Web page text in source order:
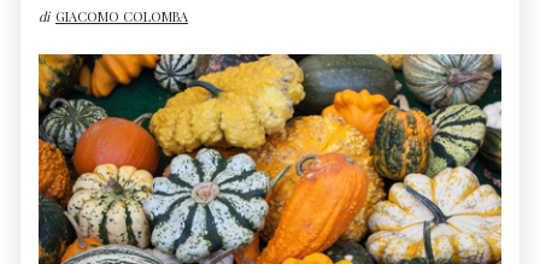
di GIACOMO COLOMBA